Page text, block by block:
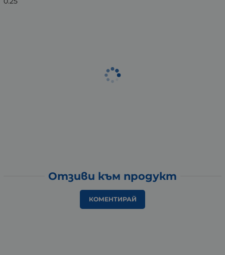
Отзиви към продукт
КОМЕНТИРАЙ